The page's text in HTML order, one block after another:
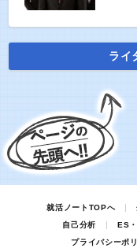
ライ
就活ノートTOPへ
自己分析
ES
プライバシーポ